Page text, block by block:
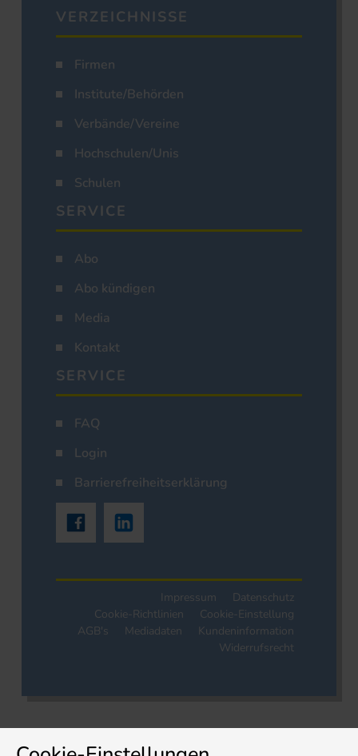
VERZEICHNISSE
Firmen
Institute/Behörden
Verbände/Vereine
Hochschulen/Unis
Schulen
SERVICE
Abo
Abo kündigen
Media
Kontakt
SERVICE
FAQ
Login
Barrierefreiheitserklärung
Impressum
Datenschutz
Cookie-Richtlinien
Cookie-Einstellung
AGB's
Mediadaten
Kundeninformation
Widerrufsrecht